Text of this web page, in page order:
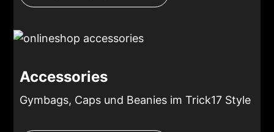
Accessories
Gymbags, Caps und Beanies im Trick17 Style